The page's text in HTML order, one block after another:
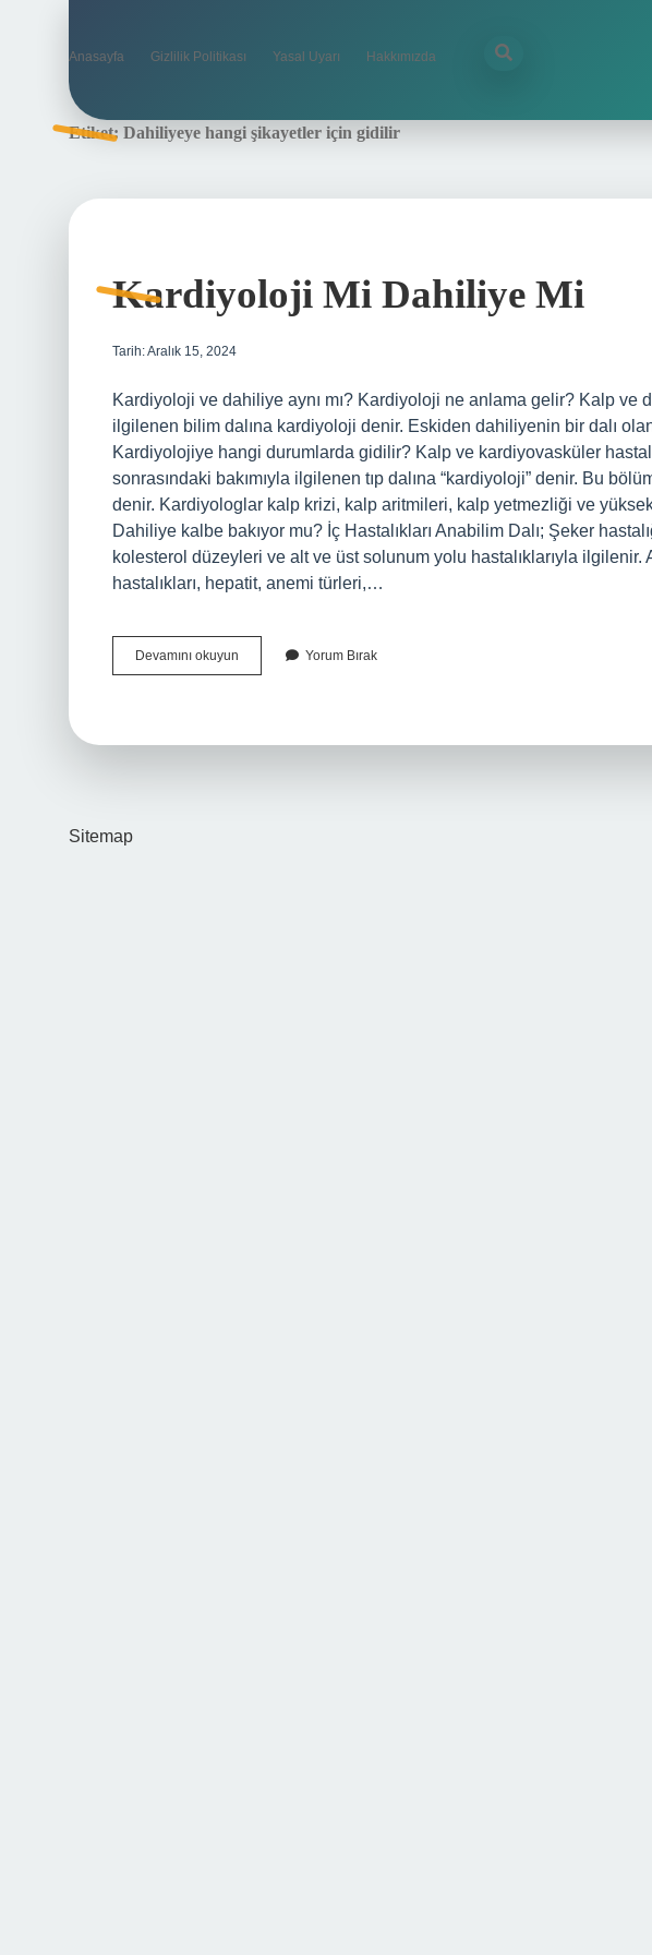
Anasayfa Gizlilik Politikası Yasal Uyarı Hakkımızda
Etiket: Dahiliyeye hangi şikayetler için gidilir
Kardiyoloji Mi Dahiliye Mi
Tarih: Aralık 15, 2024
Kardiyoloji ve dahiliye aynı mı? Kardiyoloji ne anlama gelir? Kalp ve
ilgilenen bilim dalına kardiyoloji denir. Eskiden dahiliyenin bir dalı
Kardiyolojiye hangi durumlarda gidilir? Kalp ve kardiyovasküler
sonrasındaki bakımıyla ilgilenen tıp dalına “kardiyoloji” denir. Bu
denir. Kardiyologlar kalp krizi, kalp aritmileri, kalp yetmezliği ve
Dahiliye kalbe bakıyor mu? İç Hastalıkları Anabilim Dalı; Şeker
kolesterol düzeyleri ve alt ve üst solunum yolu hastalıklarıyla ilgilenir.
hastalıkları, hepatit, anemi türleri,…
Devamını okuyun Kardiyoloji
Mi
Yorum Bırak
Sitemap